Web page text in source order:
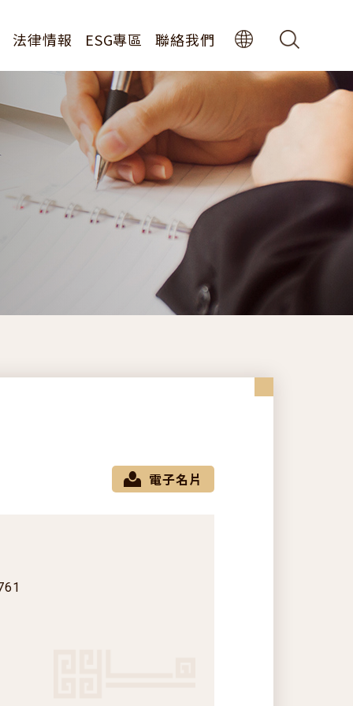
法律情報 ESG專區 聯絡我們
中
JP
電子名片